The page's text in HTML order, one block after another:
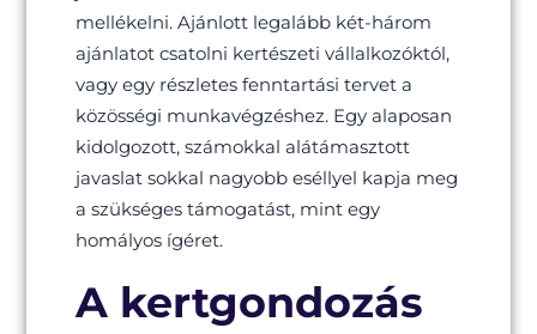
mellékelni. Ajánlott legalább két-három
ajánlatot csatolni kertészeti vállalkozóktól,
vagy egy részletes fenntartási tervet a
közösségi munkavégzéshez. Egy alaposan
kidolgozott, számokkal alátámasztott
javaslat sokkal nagyobb eséllyel kapja meg
a szükséges támogatást, mint egy
homályos ígéret.
A kertgondozás